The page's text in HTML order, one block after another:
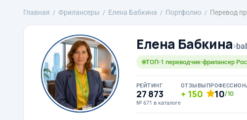
Главная Фрилансеры Елена Бабкина Портфолио Перевод
Елена Бабкина›
ТОП-1 переводчик-фрилансер
РЕЙТИНГ
27 873
№ 671 в каталоге
ОТЗЫВЫ
150 10/10